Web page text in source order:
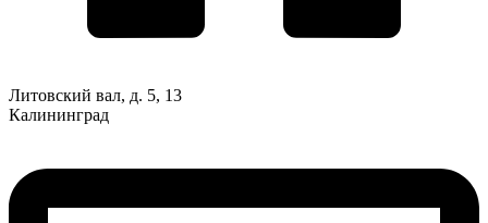
Литовский вал, д. 5, 13
Калининград